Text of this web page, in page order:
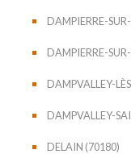
DAMPIERRE-
DAMPIERRE-
DAMPVALLEY-
DAMPVALLEY-
DELAIN (70180)